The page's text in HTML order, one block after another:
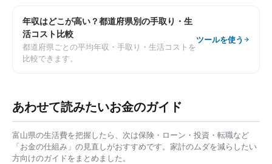
年収はどこが高い？都道府県別の手取り・生
活コスト比較
都道府県ごとの平均年収・手取り・生活コストを
比較できます。
ツールを使う
あわせて読みたいお金のガイド
富山県の生活費を把握したら、次は保険・ローン・投資・転職など
「お金の仕組み」の見直しがおすすめです。家計のムダを減らしたい
方向けのガイドをまとめました。